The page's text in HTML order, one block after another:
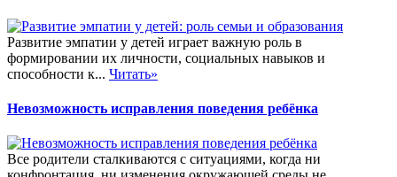
Развитие эмпатии у детей играет важную роль в
формировании их личности, социальных навыков и
способности к... Читать»
Невозможность исправления поведения ребёнка
Все родители сталкиваются с ситуациями, когда ни